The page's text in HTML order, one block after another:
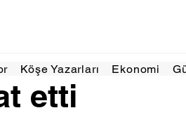
Köşe Yazarları Ekonomi
etti